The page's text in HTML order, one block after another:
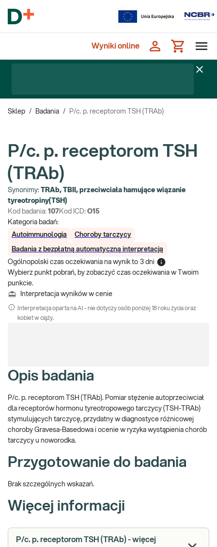
Wyniki online
Sklep / Badania / P/c. p. receptorom TSH (TRAb)
P/c. p. receptorom TSH
(TRAb)
Synonimy:
TRAb, TBII, przeciwciała hamujące wiązanie
tyreotropiny(TSH)
Kod badania: 107 Kod ICD: O15
Kategoria badań:
Autoimmunologia
Choroby tarczycy
Badania z bezpłatną automatyczną interpretacją
Ogólnopolski czas oczekiwania na wynik to 3 dni
Wybierz punkt pobrań, by zobaczyć czas oczekiwania w Twoim
punkcie.
Interpretacja wyników w cenie
Interpretacja oparta na AI - nie dotyczy osób poniżej 18 roku życia oraz
kobiet w ciąży.
Opis badania
P/c. p. receptorom TSH (TRAb). Pomiar stężenie autoprzeciwciał
dla receptorów hormonu tyreotropowego tarczycy (TSH-TRAb)
stymulujących tarczycę, przydatny w diagnostyce różnicowej
choroby Gravesa-Basedowa i ocenie w ryzyka wystąpienia chorób
tarczycy u noworodka.
Przygotowanie do badania
Brak szczególnych wskazań.
Więcej informacji
P/c. p. receptorom TSH (TRAb) - więcej